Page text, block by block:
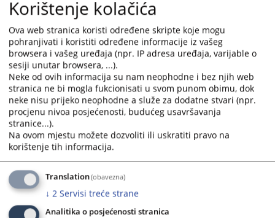
Korištenje kolačića
Ova web stranica koristi određene skripte koje mogu
pohranjivati i koristiti određene informacije iz vašeg
browsera i vašeg uređaja (npr. IP adresa uređaja, varijable o
sesiji unutar browsera, ...).
Neke od ovih informacija su nam neophodne i bez njih web
stranica ne bi mogla fukcionisati u svom punom obimu, dok
neke nisu prijeko neophodne a služe za dodatne stvari (npr.
procjenu nivoa posjećenosti, budućeg usavršavanja
stranice...).
Na ovom mjestu možete dozvoliti ili uskratiti pravo na
korištenje tih informacija.
Translation(obavezna)
↓ 2 Servisi treće strane
Analitika o posjećenosti stranica